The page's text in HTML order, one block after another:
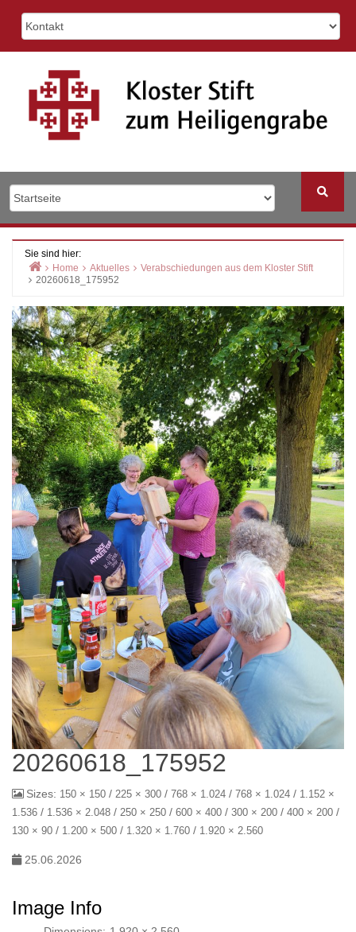
Sie sind hier:
Home
Aktuelles
Verabschiedungen aus dem Kloster Stift
20260618_175952
20260618_175952
Sizes: 150 × 150 / 225 × 300 / 768 × 1.024 / 768 × 1.024 / 1.152 ×
1.536 / 1.536 × 2.048 / 250 × 250 / 600 × 400 / 300 × 200 / 400 × 200 /
130 × 90 / 1.200 × 500 / 1.320 × 1.760 / 1.920 × 2.560
25.06.2026
Image Info